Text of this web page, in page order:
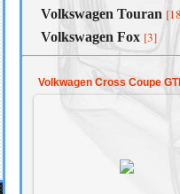
Volkswagen Touran
Volkswagen Fox [3]
Volkwagen Cross Coupe